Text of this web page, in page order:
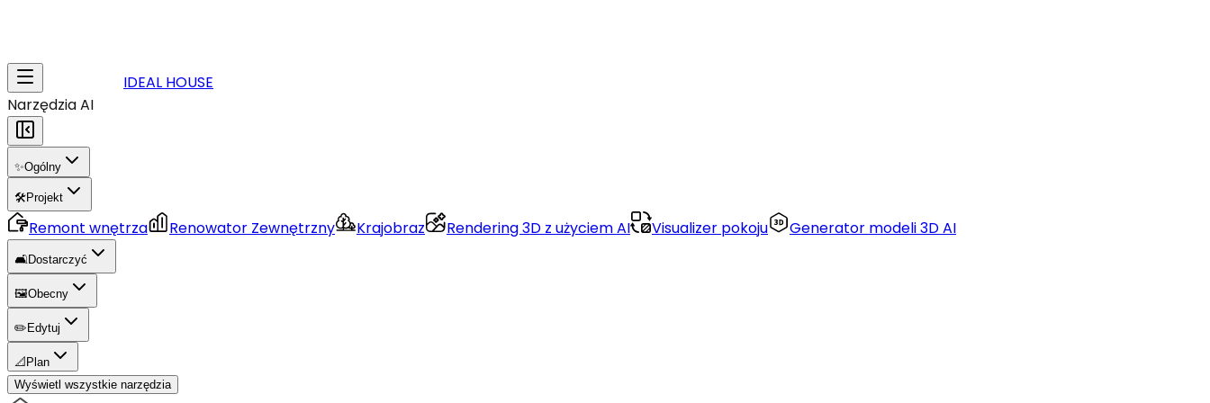
IDEAL HOUSE
Narzędzia AI
✨Ogólny
🛠️Projekt
Remont wnętrza Renowator Zewnętrzny Krajobraz Rendering 3D z użyciem AI Visualizer pokoju Generator modeli 3D AI
🛋️Dostarczyć
🖼️Obecny
✏️ Edytuj
📐 Plan
Wyświetl wszystkie narzędzia